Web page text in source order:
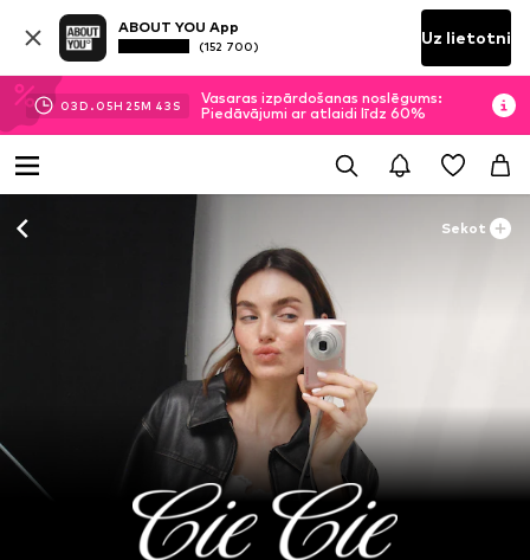
ABOUT YOU App
(152 700) Uz lietotni
03D. 05H 25M 42 S
Vasaras izpārdošanas noslēgums:
Piedāvājumi ar atlaidi līdz 60%
Sekot